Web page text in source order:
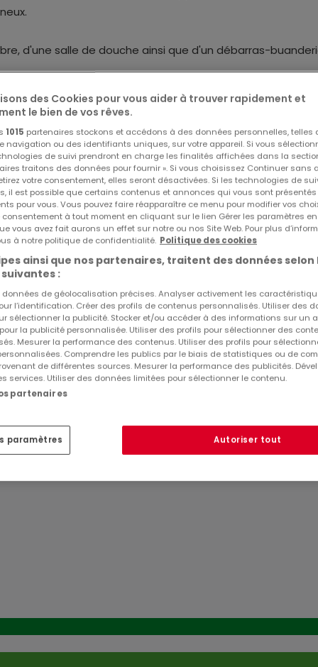
d'une salle de douche ainsi que d'un débarras-
d'acceptation)
un rendez-vous :
Réf atHome
RéfAgence
des Cookies pour vous aider à trouver rapidement et
le bien de vos rêves.
1015 partenaires stockons et accédons à des données personnelles, telles
navigation ou des identifiants uniques, sur votre appareil. Si vous
de suivi prendront en charge les finalités affichées dans la
traitons des données pour fournir ». Si vous choisissez Continuer sans
votre consentement, elles seront désactivées. Si les technologies de
il est possible que certains contenus et annonces qui vous sont
pour vous. Vous pouvez faire réapparaître ce menu pour modifier vos
consentement à tout moment en cliquant sur le lien Gérer les paramètres
vous avez fait aurons un effet sur notre ou nos Site Web. Pour plus
à notre politique de confidentialité. Politique des cookies
ainsi que nos partenaires, traitent des données selon
:
données de géolocalisation précises. Analyser activement les
l’identification. Créer des profils de contenus personnalisés. Utiliser des
sélectionner la publicité. Stocker et/ou accéder à des informations sur un
la publicité personnalisée. Utiliser des profils pour sélectionner des
Mesurer la performance des contenus. Utiliser des profils pour
Comprendre les publics par le biais de statistiques ou de
de différentes sources. Mesurer la performance des publicités.
services. Utiliser des données limitées pour sélectionner le contenu.
partenaires
paramètres Autoriser tout